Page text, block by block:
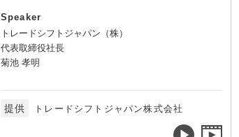
Speaker
トレードシフトジャパン（株）
代表取締役社長
菊池 孝明
提供 トレードシフトジャパン株式会社